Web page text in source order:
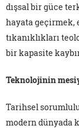
dışsal bir güce
hayata geçirmek,
tıkanıklıkları
bir kapasite
Teknolojinin
Tarihsel
modern dünyada